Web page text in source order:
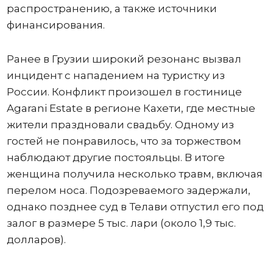
распространению, а также источники
финансирования.
Ранее в Грузии широкий резонанс вызвал
инцидент с нападением на туристку из
России. Конфликт произошел в гостинице
Agarani Estate в регионе Кахети, где местные
жители праздновали свадьбу. Одному из
гостей не понравилось, что за торжеством
наблюдают другие постояльцы. В итоге
женщина получила несколько травм, включая
перелом носа. Подозреваемого задержали,
однако позднее суд в Телави отпустил его под
залог в размере 5 тыс. лари (около 1,9 тыс.
долларов).